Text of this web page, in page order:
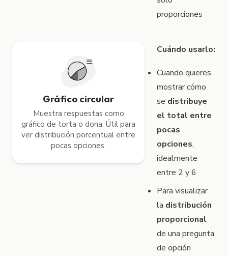
proporciones
Gráfico circular
Muestra respuestas como
gráfico de torta o dona. Útil para
ver distribución porcentual entre
pocas opciones.
Cuándo usarlo:
Cuando quieres
mostrar cómo
se distribuye
el total entre
pocas
opciones,
idealmente
entre 2 y 6
Para visualizar
la distribución
proporcional
de una pregunta
de opción